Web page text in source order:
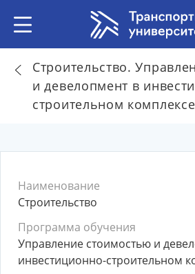
Строительство.
и девелопмент в
строительном комплексе
Наименование
Строительство
Программа обучения
Управление стоимостью и
инвестиционно-строительном